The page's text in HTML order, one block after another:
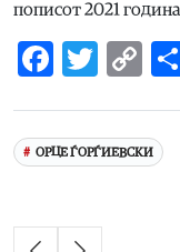
пописот 2021
Facebook
ОРЦЕ ЃОРЃИЕВСКИ